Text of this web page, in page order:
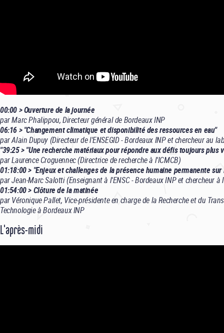
00:00 > Ouverture de la journée
par Marc Phalippou, Directeur général de Bordeaux INP
06:16 > "Changement climatique et disponibilité des ressources en eau"
par Alain Dupuy (Directeur de l'ENSEGID - Bordeaux INP et chercheur au
"39:25 > "Une recherche matériaux pour répondre aux défis toujours plus
par Laurence Croguennec (Directrice de recherche à l'ICMCB)
01:18:00 > "Enjeux et challenges de la présence humaine permanente sur
par Jean-Marc Salotti (Enseignant à l'ENSC - Bordeaux INP et chercheur à
01:54:00 > Clôture de la matinée
par Véronique Pallet, Vice-présidente en charge de la Recherche et du
Technologie à Bordeaux INP
L'après-midi